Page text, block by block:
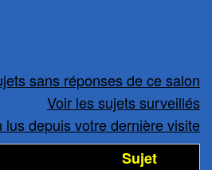
sans réponses de ce salon
Voir les sujets surveillés
lus depuis votre dernière visite
Sujet